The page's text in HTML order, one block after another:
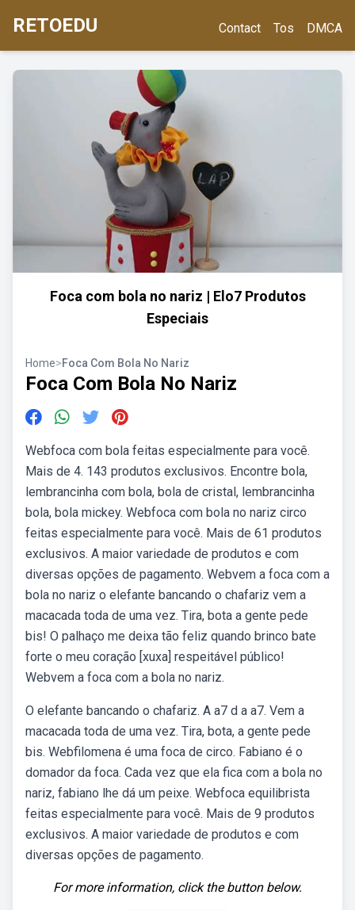
RETOEDU Contact Tos DMCA
Foca com bola no nariz | Elo7 Produtos
Especiais
Home>Foca Com Bola No Nariz
Foca Com Bola No Nariz
Webfoca com bola feitas especialmente para você.
Mais de 4. 143 produtos exclusivos. Encontre bola,
lembrancinha com bola, bola de cristal, lembrancinha
bola, bola mickey. Webfoca com bola no nariz circo
feitas especialmente para você. Mais de 61 produtos
exclusivos. A maior variedade de produtos e com
diversas opções de pagamento. Webvem a foca com a
bola no nariz o elefante bancando o chafariz vem a
macacada toda de uma vez. Tira, bota a gente pede
bis! O palhaço me deixa tão feliz quando brinco bate
forte o meu coração [xuxa] respeitável público!
Webvem a foca com a bola no nariz.
O elefante bancando o chafariz. A a7 d a a7. Vem a
macacada toda de uma vez. Tira, bota, a gente pede
bis. Webfilomena é uma foca de circo. Fabiano é o
domador da foca. Cada vez que ela fica com a bola no
nariz, fabiano lhe dá um peixe. Webfoca equilibrista
feitas especialmente para você. Mais de 9 produtos
exclusivos. A maior variedade de produtos e com
diversas opções de pagamento.
For more information, click the button below.